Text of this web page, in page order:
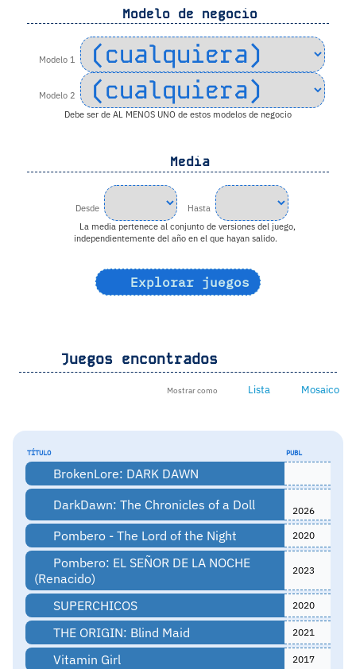
Modelo de negocio
Modelo 1
Modelo 2
Debe ser de AL MENOS UNO de estos modelos de negocio
Media
Desde
Hasta
La media pertenece al conjunto de versiones del juego,
independientemente del año en el que hayan salido.
Explorar juegos
Juegos encontrados
Mostrar como Lista Mosaico
TÍTULO PUBL
BrokenLore: DARK DAWN
DarkDawn: The Chronicles of a Doll
2026
Pombero - The Lord of the Night 2020
Pombero: EL SEÑOR DE LA NOCHE
(Renacido)
2023
SUPERCHICOS 2020
THE ORIGIN: Blind Maid 2021
Vitamin Girl 2017